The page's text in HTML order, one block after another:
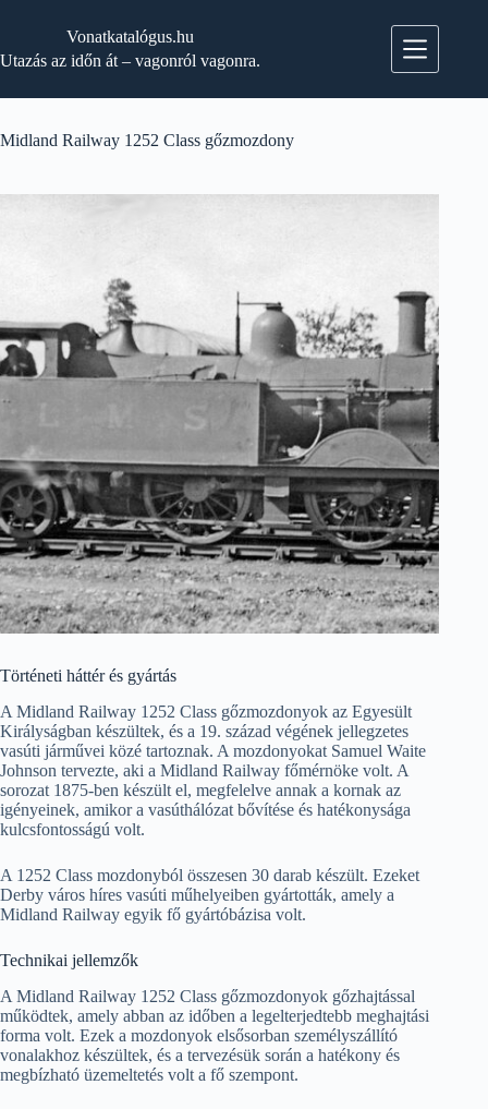
Vonatkatalógus.hu
Utazás az időn át – vagonról vagonra.
Midland Railway 1252 Class gőzmozdony
Történeti háttér és gyártás
A Midland Railway 1252 Class gőzmozdonyok az Egyesült
Királyságban készültek, és a 19. század végének jellegzetes
vasúti járművei közé tartoznak. A mozdonyokat Samuel Waite
Johnson tervezte, aki a Midland Railway főmérnöke volt. A
sorozat 1875-ben készült el, megfelelve annak a kornak az
igényeinek, amikor a vasúthálózat bővítése és hatékonysága
kulcsfontosságú volt.
A 1252 Class mozdonyból összesen 30 darab készült. Ezeket
Derby város híres vasúti műhelyeiben gyártották, amely a
Midland Railway egyik fő gyártóbázisa volt.
Technikai jellemzők
A Midland Railway 1252 Class gőzmozdonyok gőzhajtással
működtek, amely abban az időben a legelterjedtebb meghajtási
forma volt. Ezek a mozdonyok elsősorban személyszállító
vonalakhoz készültek, és a tervezésük során a hatékony és
megbízható üzemeltetés volt a fő szempont.